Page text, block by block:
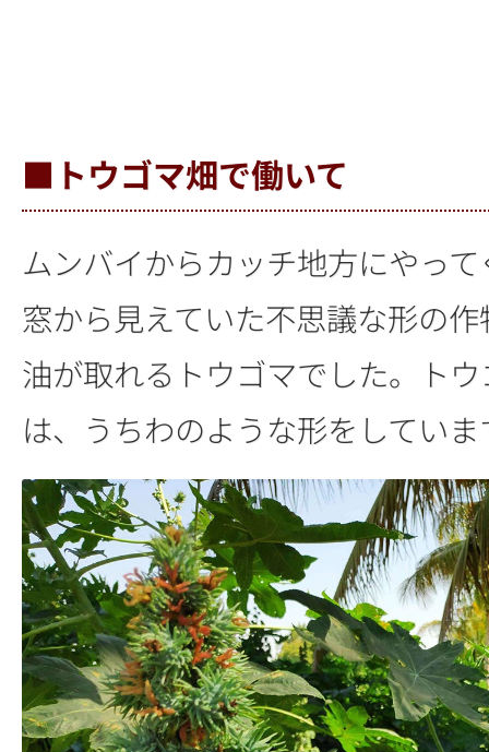
■トウゴマ畑で働いて
ムンバイからカッチ地方にやっ
窓から見えていた不思議な形の
油が取れるトウゴマでした。ト
は、うちわのような形をしていま